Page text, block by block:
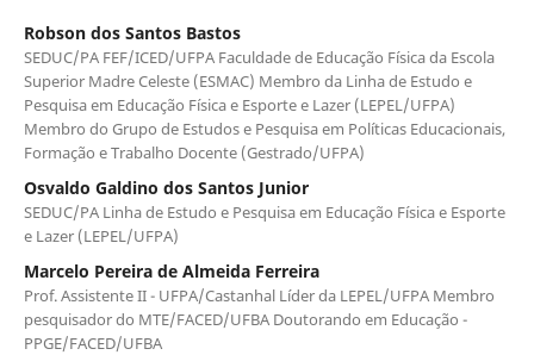
Robson dos Santos Bastos
SEDUC/PA FEF/ICED/UFPA Faculdade de Educação Física da Escola
Superior Madre Celeste (ESMAC) Membro da Linha de Estudo e
Pesquisa em Educação Física e Esporte e Lazer (LEPEL/UFPA)
Membro do Grupo de Estudos e Pesquisa em Políticas Educacionais,
Formação e Trabalho Docente (Gestrado/UFPA)
Osvaldo Galdino dos Santos Junior
SEDUC/PA Linha de Estudo e Pesquisa em Educação Física e Esporte
e Lazer (LEPEL/UFPA)
Marcelo Pereira de Almeida Ferreira
Prof. Assistente II - UFPA/Castanhal Líder da LEPEL/UFPA Membro
pesquisador do MTE/FACED/UFBA Doutorando em Educação -
PPGE/FACED/UFBA